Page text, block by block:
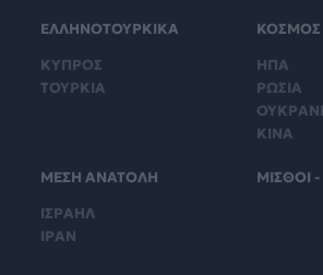
ΕΛΛΗΝΟΤΟΥΡΚΙΚΑ
ΚΥΠΡΟΣ
ΤΟΥΡΚΙΑ
ΚΟΣΜΟΣ
ΗΠΑ
ΡΩΣΙΑ
ΚΙΝΑ
ΜΕΣΗ ΑΝΑΤΟΛΗ
ΙΣΡΑΗΛ
ΙΡΑΝ
ΜΙΣΘΟΙ -